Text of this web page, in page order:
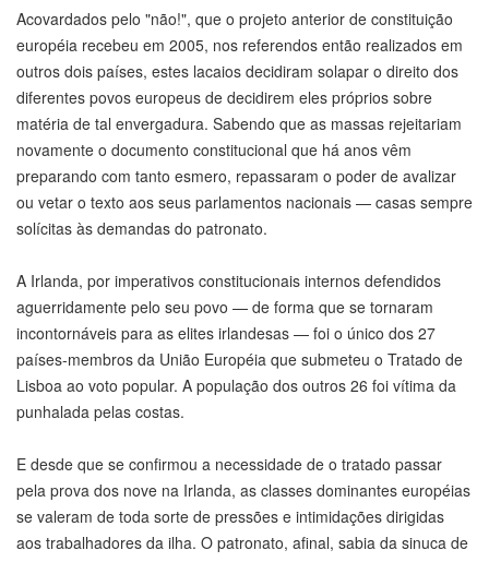
Acovardados pelo "não!", que o projeto anterior de constituição
européia recebeu em 2005, nos referendos então realizados em
outros dois países, estes lacaios decidiram solapar o direito dos
diferentes povos europeus de decidirem eles próprios sobre
matéria de tal envergadura. Sabendo que as massas rejeitariam
novamente o documento constitucional que há anos vêm
preparando com tanto esmero, repassaram o poder de avalizar
ou vetar o texto aos seus parlamentos nacionais — casas sempre
solícitas às demandas do patronato.
A Irlanda, por imperativos constitucionais internos defendidos
aguerridamente pelo seu povo — de forma que se tornaram
incontornáveis para as elites irlandesas — foi o único dos 27
países-membros da União Européia que submeteu o Tratado de
Lisboa ao voto popular. A população dos outros 26 foi vítima da
punhalada pelas costas.
E desde que se confirmou a necessidade de o tratado passar
pela prova dos nove na Irlanda, as classes dominantes européias
se valeram de toda sorte de pressões e intimidações dirigidas
aos trabalhadores da ilha. O patronato, afinal, sabia da sinuca de